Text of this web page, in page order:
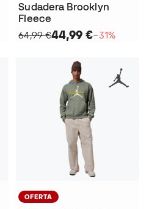
Sudadera Brooklyn
Fleece
64,99 €44,99 €−31%
OFERTA